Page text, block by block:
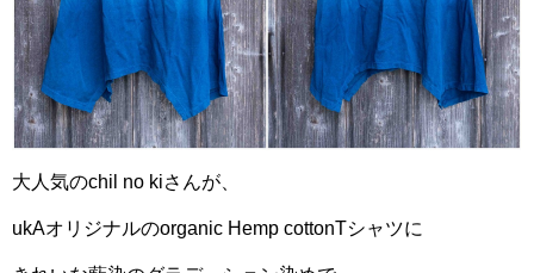
大人気のchil no kiさんが、
ukAオリジナルのorganic Hemp cottonTシャツに